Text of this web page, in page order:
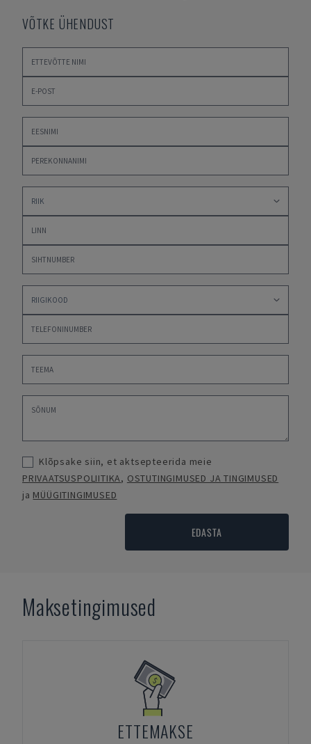
VÕTKE ÜHENDUST
Klõpsake siin, et aktsepteerida meie
PRIVAATSUSPOLIITIKA, OSTUTINGIMUSED JA TINGIMUSED
ja MÜÜGITINGIMUSED
EDASTA
Maksetingimused
ETTEMAKSE